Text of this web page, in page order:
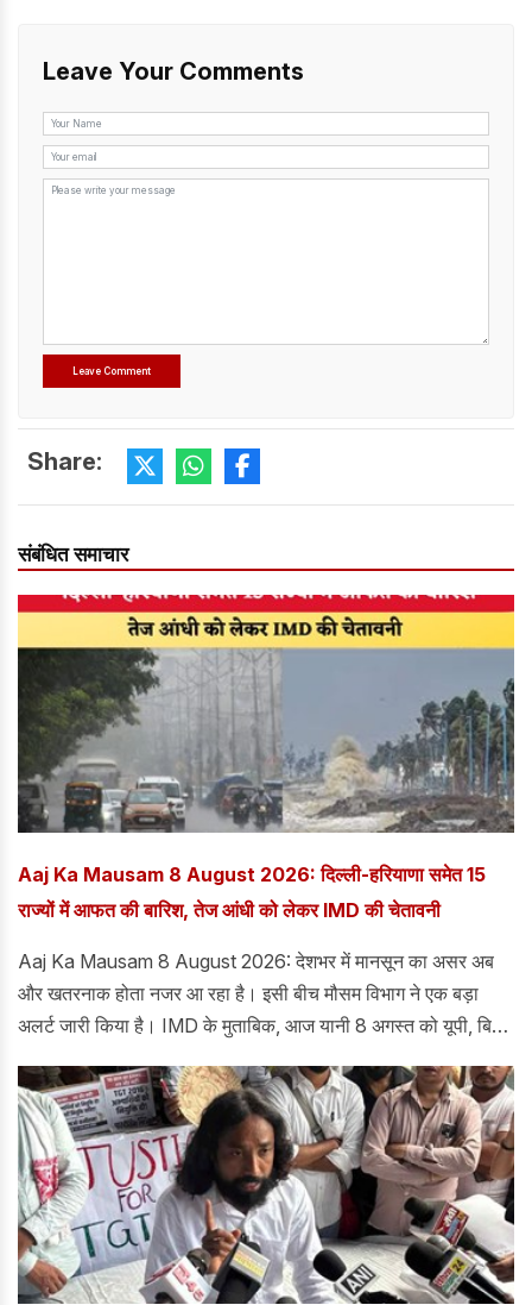
Leave Your Comments
Share:
संबंधित समाचार
Aaj Ka Mausam 8 August 2026: दिल्ली-हरियाणा समेत 15
राज्यों में आफत की बारिश, तेज आंधी को लेकर IMD की चेतावनी
Aaj Ka Mausam 8 August 2026: देशभर में मानसून का असर अब
और खतरनाक होता नजर आ रहा है। इसी बीच मौसम विभाग ने एक बड़ा
अलर्ट जारी किया है। IMD के मुताबिक, आज यानी 8 अगस्त को यूपी, बिहार
है। कई इलाकों में 60 किलोमीटर प्रति घंटे तक की रफ्तार से हवाएं चल
सकती हैं, जबकि कुछ राज्यों में ओलावृष्टि की भी चेतावनी दी गई है। तेज
आंधी के चलते पेड़ और बिजली के खंभे गिरने का खतरा बना हुआ है, वहीं
मूसलाधार बारिश से निचले इलाकों में जलभराव और किसानों की फसलों को
नुकसान की आशंका है। ऐसे में मौसम विभाग ने लोगों को सतर्क रहने और
खराब मौसम के दौरान सुरक्षित स्थानों पर रहने की सलाह दी है।